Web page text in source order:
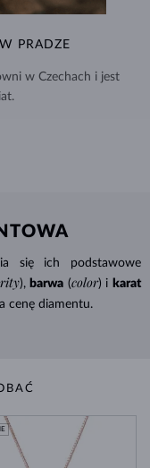
PRADZE
w Czechach i jest
się ich podstawowe
), barwa (color) i karat
cenę diamentu.